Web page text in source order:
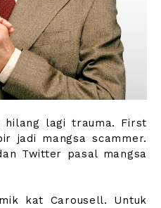
hilang lagi trauma. First
jadi mangsa scammer.
Twitter pasal mangsa
kat Carousell. Untuk